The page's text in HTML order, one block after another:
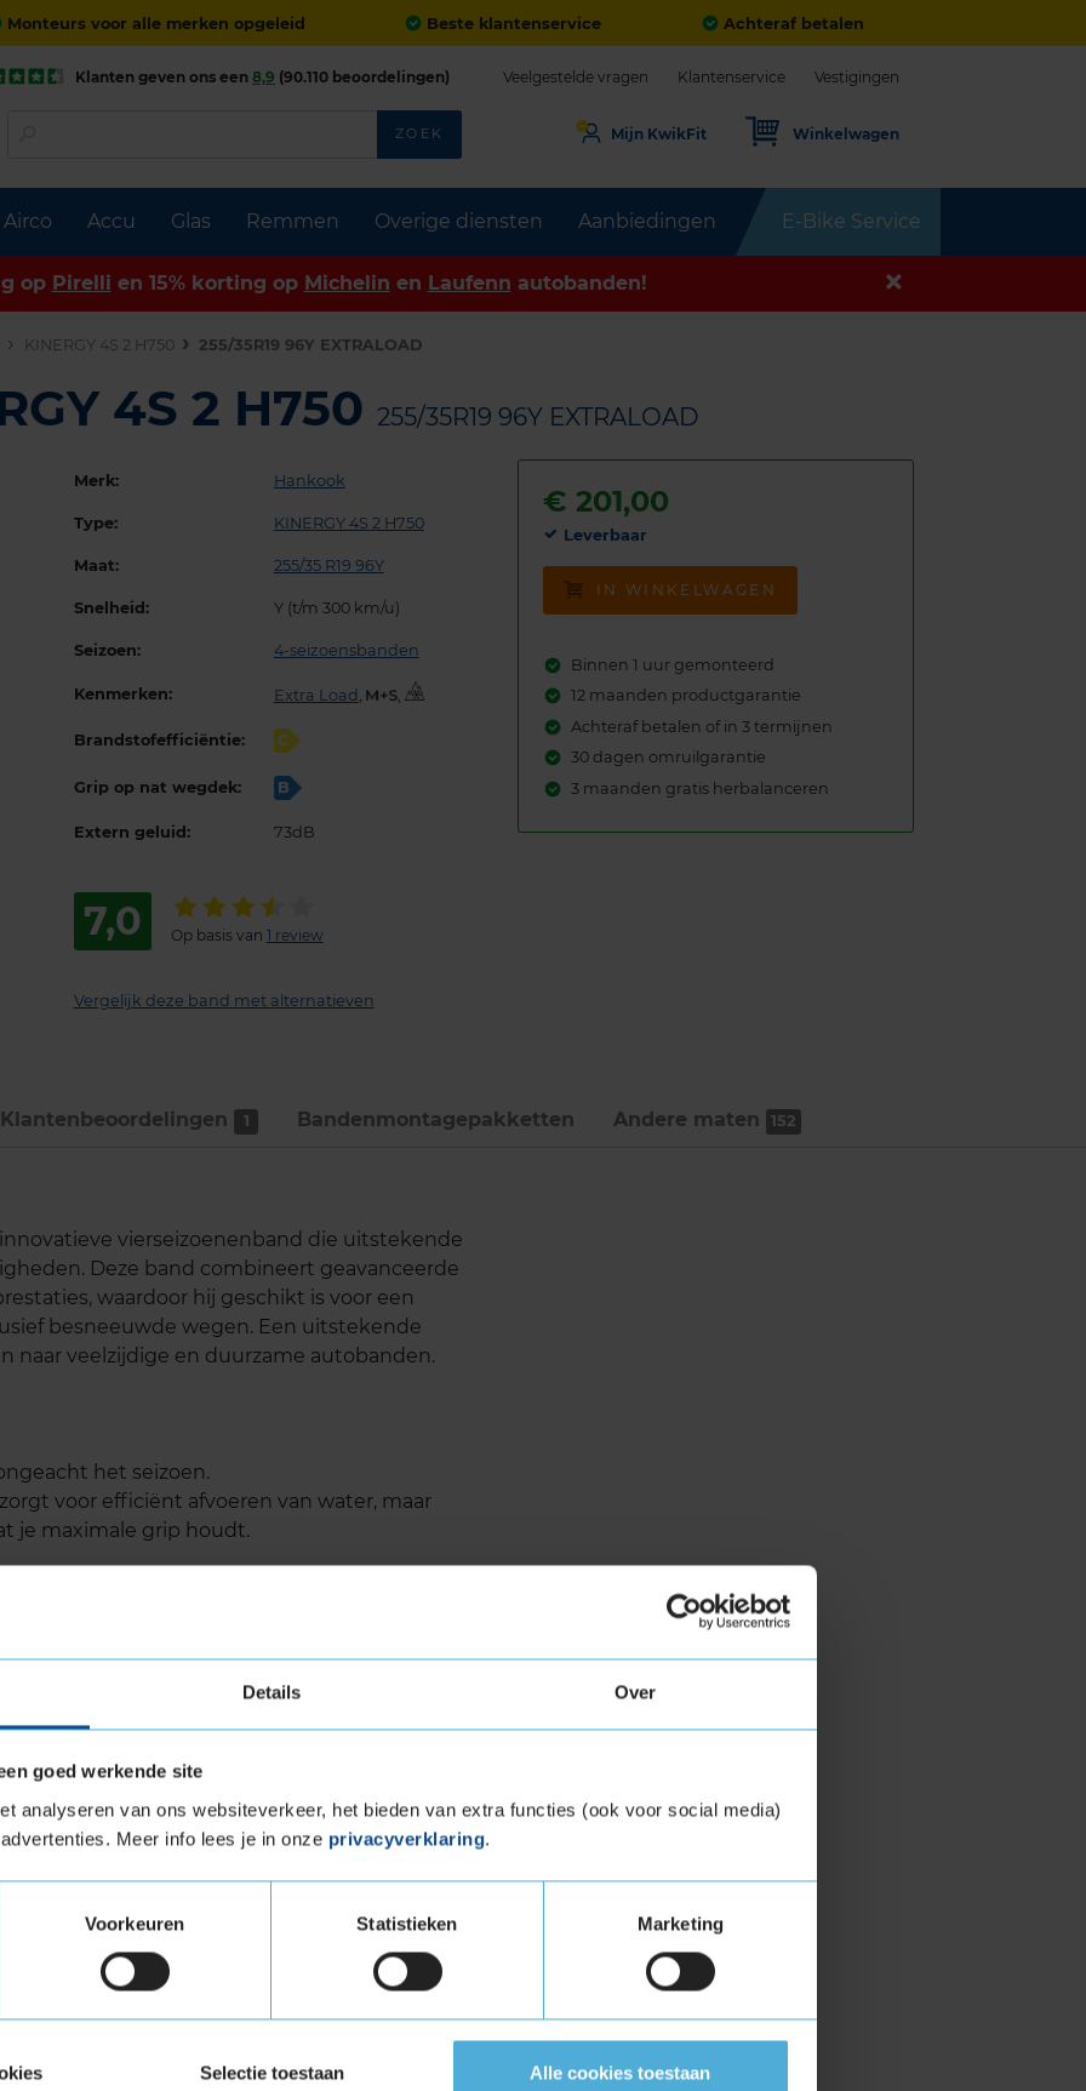
Details Over
goed werkende site
analyseren van ons websiteverkeer, het bieden van extra functies (ook voor social media)
Meer info lees je in onze privacyverklaring.
Voorkeuren Statistieken Marketing
Selectie toestaan Alle cookies toestaan
Monteurs voor alle merken opgeleid Beste klantenservice Achteraf betalen
Airco Accu Glas Remmen Overige diensten Aanbiedingen E-Bike Service
Klanten geven ons een 8,9 (90.110 beoordelingen) Veelgestelde vragen Klantenservice Vestigingen
ZOEK Mijn KwikFit Winkelwagen
op Pirelli en 15% korting op Michelin en Laufenn autobanden!
KINERGY 4S 2 H750 255/35R19 96Y EXTRALOAD
4S 2 H750 255/35R19 96Y EXTRALOAD
Merk: Hankook
Type: KINERGY 4S 2 H750
Maat: 255/35 R19 96Y
Snelheid: Y (t/m 300 km/u)
Seizoen: 4-seizoensbanden
Kenmerken: Extra Load , ,
Brandstofefficiëntie: C
Grip op nat wegdek: B
Extern geluid: 73dB
7,0 Op basis van 1 review
Vergelijk deze band met alternatieven
€201,00
Leverbaar
IN WINKELWAGEN
Binnen 1 uur gemonteerd
12 maanden productgarantie
Achteraf betalen of in 3 termijnen
30 dagen omruilgarantie
3 maanden gratis herbalanceren
Klantenbeoordelingen 1 Bandenmontage­pakketten Andere maten 152
vierseizoenenband die uitstekende
Deze band combineert geavanceerde
waardoor hij geschikt is voor een
besneeuwde wegen. Een uitstekende
naar veelzijdige en duurzame autobanden.
het seizoen.
voor efficiënt afvoeren van water, maar
je maximale grip houdt.
als nat wegdek.
Load (verstevigde band)
die banden met een hoger
banden zijn te herkennen aan het
Extra load in de maat 255
load in de maat 255 35 R19 eenvoudig
in bij jouw KwikFit vestiging.